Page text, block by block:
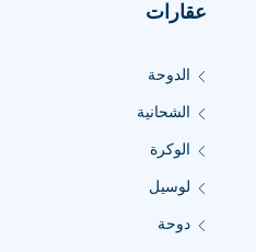
عقارات
الدوحة
الشحانية
الوكرة
لوسيل
دوحة